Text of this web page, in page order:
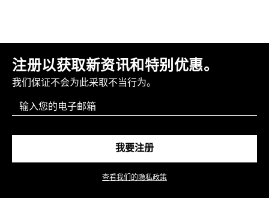
注册以获取新资讯和特别优惠。
我们保证不会为此采取不当行为。
Email
我要注册
查看我们的隐私政策